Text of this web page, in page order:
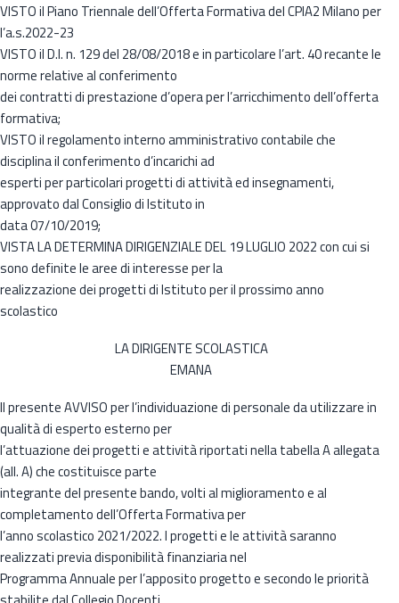
VISTO il Piano Triennale dell’Offerta Formativa del CPIA2 Milano per
l’a.s.2022-23
VISTO il D.I. n. 129 del 28/08/2018 e in particolare l’art. 40 recante le
norme relative al conferimento
dei contratti di prestazione d’opera per l’arricchimento dell’offerta
formativa;
VISTO il regolamento interno amministrativo contabile che
disciplina il conferimento d’incarichi ad
esperti per particolari progetti di attività ed insegnamenti,
approvato dal Consiglio di Istituto in
data 07/10/2019;
VISTA LA DETERMINA DIRIGENZIALE DEL 19 LUGLIO 2022 con cui si
sono definite le aree di interesse per la
realizzazione dei progetti di Istituto per il prossimo anno
scolastico
LA DIRIGENTE SCOLASTICA
EMANA
Il presente AVVISO per l’individuazione di personale da utilizzare in
qualità di esperto esterno per
l’attuazione dei progetti e attività riportati nella tabella A allegata
(all. A) che costituisce parte
integrante del presente bando, volti al miglioramento e al
completamento dell’Offerta Formativa per
l’anno scolastico 2021/2022. I progetti e le attività saranno
realizzati previa disponibilità finanziaria nel
Programma Annuale per l’apposito progetto e secondo le priorità